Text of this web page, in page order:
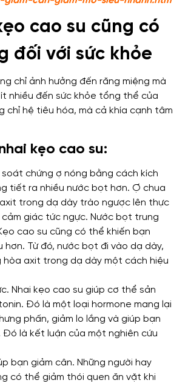
cao su cũng có
đối với sức khỏe
chỉ ảnh hưởng đến răng miệng mà
nhiều đến sức khỏe tổng thể của
chỉ hệ tiêu hóa, mà cả khía cạnh tâm
kẹo cao su:
soát chứng ợ nóng bằng cách kích
tiết ra nhiều nước bọt hơn. Ợ chua
trong dạ dày trào ngược lên thực
giác tức ngực. Nước bọt trung
cao su cũng có thể khiến bạn
hơn. Từ đó, nước bọt đi vào dạ dày,
hòa axit trong dạ dày một cách hiệu
Nhai kẹo cao su giúp cơ thể sản
Đó là một loại hormone mang lại
phấn, giảm lo lắng và giúp bạn
là kết luận của một nghiên cứu
bạn giảm cân. Những người hay
có thể giảm thói quen ăn vặt khi